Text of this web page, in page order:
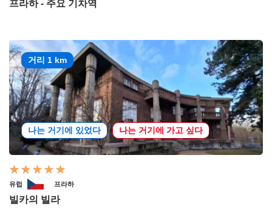
프라하 - 주요 기차역
거리 1 km
나는 거기에 있었다 나는 거기에 가고 싶다
유럽 프라하
빌카의 빌라